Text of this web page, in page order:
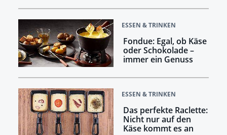
ESSEN & TRINKEN
Fondue: Egal, ob Käse
oder Schokolade –
immer ein Genuss
ESSEN & TRINKEN
Das perfekte Raclette:
Nicht nur auf den
Käse kommt es an